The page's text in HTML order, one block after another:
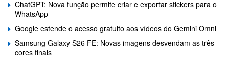
ChatGPT: Nova função permite criar e exportar stickers para o
WhatsApp
Google estende o acesso gratuito aos vídeos do Gemini Omni
Samsung Galaxy S26 FE: Novas imagens desvendam as três
cores finais